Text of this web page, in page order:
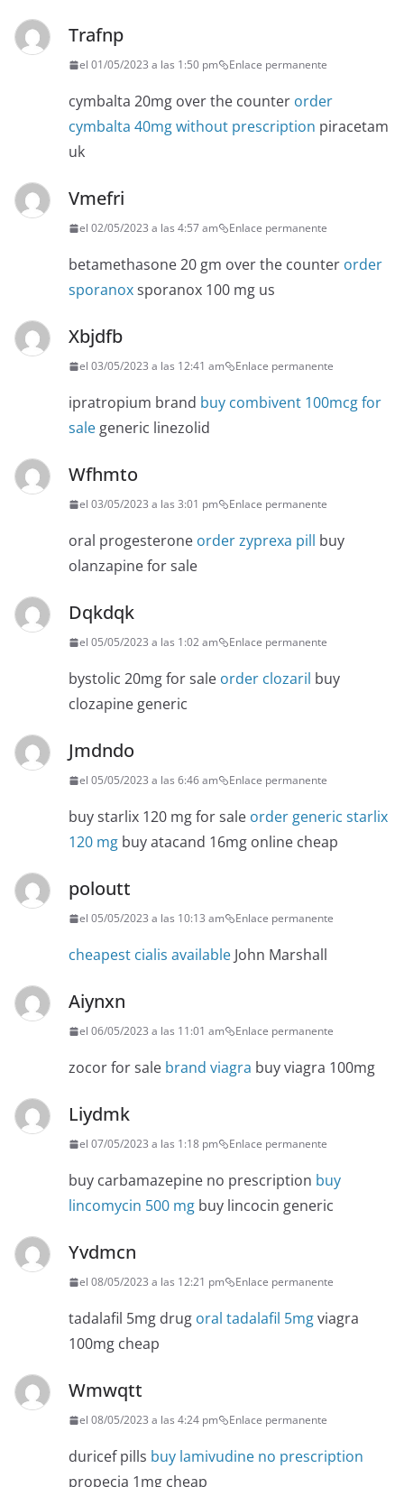
Trafnp
el 01/05/2023 a las 1:50 pm Enlace permanente
cymbalta 20mg over the counter order
cymbalta 40mg without prescription piracetam
uk
Vmefri
el 02/05/2023 a las 4:57 am Enlace permanente
betamethasone 20 gm over the counter order
sporanoxsporanox 100 mg us
Xbjdfb
el 03/05/2023 a las 12:41 am Enlace permanente
ipratropium brand buy combivent 100mcg for
sale generic linezolid
Wfhmto
el 03/05/2023 a las 3:01 pm Enlace permanente
oral progesterone order zyprexa pill buy
olanzapine for sale
Dqkdqk
el 05/05/2023 a las 1:02 am Enlace permanente
bystolic 20mg for sale order clozaril buy
clozapine generic
Jmdndo
el 05/05/2023 a las 6:46 am Enlace permanente
buy starlix 120 mg for sale order generic starlix
120 mg buy atacand 16mg online cheap
poloutt
el 05/05/2023 a las 10:13 am Enlace permanente
cheapest cialis available John Marshall
Aiynxn
el 06/05/2023 a las 11:01 am Enlace permanente
zocor for sale brand viagra buy viagra 100mg
Liydmk
el 07/05/2023 a las 1:18 pm Enlace permanente
buy carbamazepine no prescription buy
lincomycin 500 mg buy lincocin generic
Yvdmcn
el 08/05/2023 a las 12:21 pm Enlace permanente
tadalafil 5mg drug oral tadalafil 5mgviagra
100mg cheap
Wmwqtt
el 08/05/2023 a las 4:24 pm Enlace permanente
duricef pills buy lamivudine no prescription
propecia 1mg cheap